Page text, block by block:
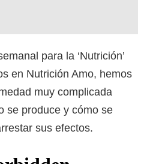
para la ‘Nutrición’
en Nutrición Amo, hemos
muy complicada
se produce y cómo se
sus efectos.